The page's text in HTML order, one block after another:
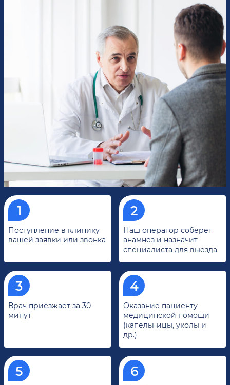
Поступление в клинику
вашей заявки или звонка
Наш оператор соберет
анамнез и назначит
специалиста для выезда
Врач приезжает за 30
минут
Оказание пациенту
медицинской помощи
(капельницы, уколы и
др.)